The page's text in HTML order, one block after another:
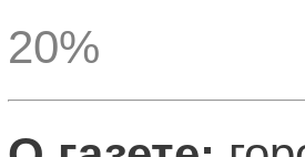
20%